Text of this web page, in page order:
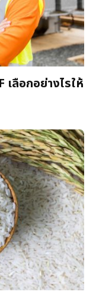
ลือกอย่างไรให้